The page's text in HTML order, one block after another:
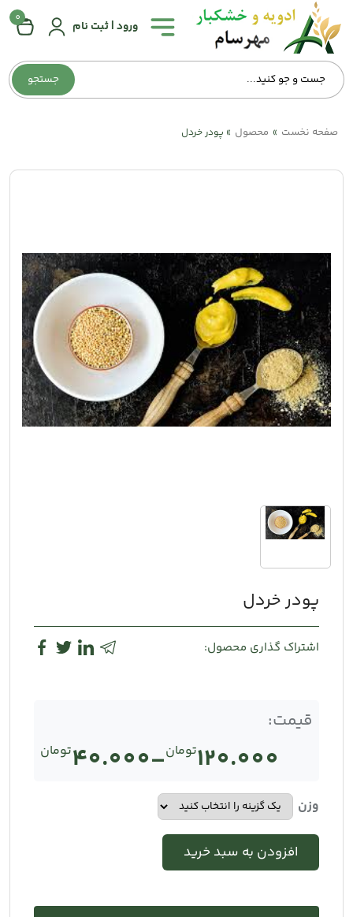
جستجو
ورود | ثبت نام
0
همه
دسته‌بندی‌ها
صفحه
اصلی
وبلاگ
حساب
کاربری
صفحه نخست » محصول » پودر خردل
پودر خردل
اشتراک گذاری محصول:
قیمت:
تومان120.000
– تومان40.000
وزن
افزودن به سبد خرید